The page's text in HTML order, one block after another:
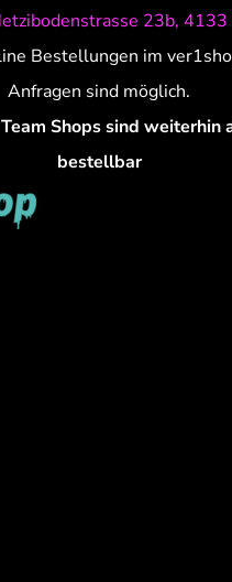
23b,
Bestellungen im
Anfragen sind möglich.
Shops sind weiterhin
bestellbar